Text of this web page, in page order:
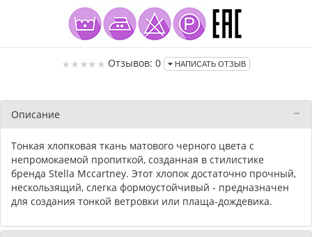
Отзывов: 0 НАПИСАТЬ ОТЗЫВ
Описание
Тонкая хлопковая ткань матового черного цвета с
непромокаемой пропиткой, созданная в стилистике
бренда Stella Mccartney. Этот хлопок достаточно прочный,
нескользящий, слегка формоустойчивый - предназначен
для создания тонкой ветровки или плаща-дождевика.